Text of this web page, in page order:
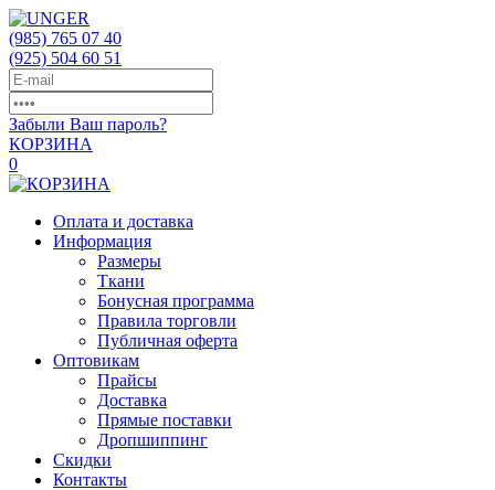
(985) 765 07 40
(925) 504 60 51
Забыли Ваш пароль?
КОРЗИНА
0
Оплата и доставка
Информация
Размеры
Ткани
Бонусная программа
Правила торговли
Публичная оферта
Оптовикам
Прайсы
Доставка
Прямые поставки
Дропшиппинг
Скидки
Контакты